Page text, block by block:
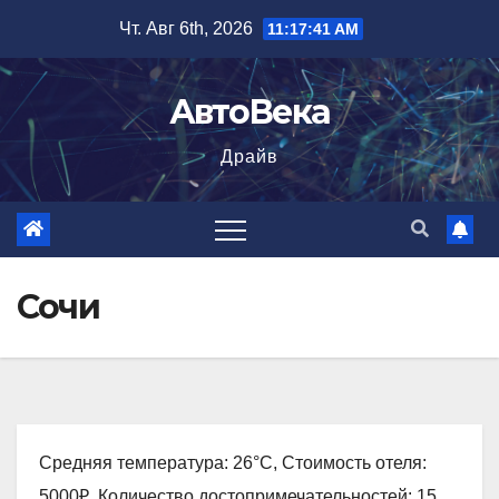
содержимому
Чт. Авг 6th, 2026 11:17:42 AM
АвтоВека
Драйв
Сочи
Средняя температура: 26°C, Стоимость отеля: